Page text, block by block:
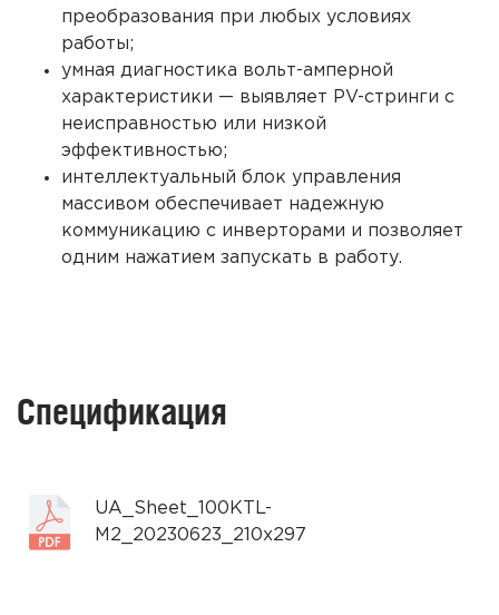
преобразования при любых условиях
работы;
умная диагностика вольт-амперной
характеристики — выявляет PV-стринги с
неисправностью или низкой
эффективностью;
интеллектуальный блок управления
массивом обеспечивает надежную
коммуникацию с инверторами и позволяет
одним нажатием запускать в работу.
Спецификация
UA_Sheet_100KTL-
M2_20230623_210x297